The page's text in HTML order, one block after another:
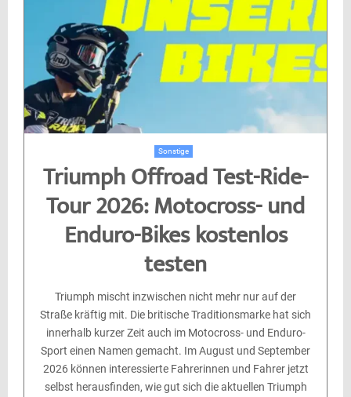
Sonstige
Triumph Offroad Test-Ride-
Tour 2026: Motocross- und
Enduro-Bikes kostenlos
testen
Triumph mischt inzwischen nicht mehr nur auf der
Straße kräftig mit. Die britische Traditionsmarke hat sich
innerhalb kurzer Zeit auch im Motocross- und Enduro-
Sport einen Namen gemacht. Im August und September
2026 können interessierte Fahrerinnen und Fahrer jetzt
selbst herausfinden, wie gut sich die aktuellen Triumph